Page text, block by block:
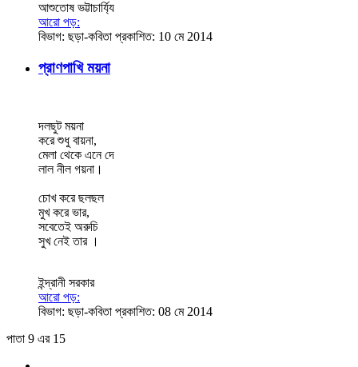
আশুতোষ ভট্টাচার্য্যি
আরো পড়:
বিভাগ: ছড়া-কবিতা প্রকাশিত: 10 মে 2014
প্রাণপাখি ময়না
দলছুট ময়না
করে শুধু বায়না,
মেলা থেকে এনে দে
লাল নীল গয়না।
চোখ করে ছলছল
মুখ করে ভার,
সবেতেই অরুচি
সুখ নেই তার ।
ইন্দ্রানী সরকার
আরো পড়:
বিভাগ: ছড়া-কবিতা প্রকাশিত: 08 মে 2014
পাতা 9 এর 15